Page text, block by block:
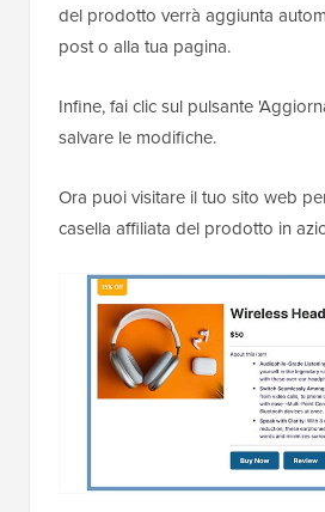
del prodotto verrà aggiunta
post o alla tua pagina.
Infine, fai clic sul pulsante
salvare le modifiche.
Ora puoi visitare il tuo sito web
casella affiliata del prodotto in